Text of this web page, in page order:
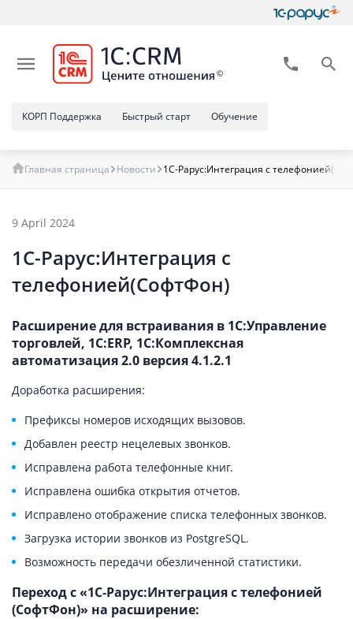
Обучение
Быстрый старт
КОРП Поддержка
Главная страница Новости 1С-Рарус:Интеграция с
9 April 2024
1С-Рарус:Интеграция с
телефонией(СофтФон)
Расширение для встраивания в 1С:Управление
торговлей, 1С:ERP, 1С:Комплексная
автоматизация 2.0 версия 4.1.2.1
Доработка расширения:
Префиксы номеров исходящих вызовов.
Добавлен реестр нецелевых звонков.
Исправлена работа телефонные книг.
Исправлена ошибка открытия отчетов.
Исправлено отображение списка телефонных звонков.
Загрузка истории звонков из PostgreSQL.
Возможность передачи обезличенной статистики.
Переход с «1С-Рарус:Интеграция с телефонией
(СофтФон)» на расширение: